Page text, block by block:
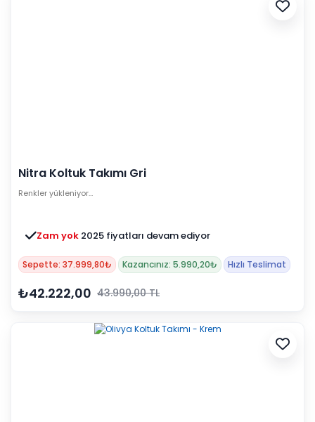
Nitra Koltuk Takımı Gri
Renkler yükleniyor…
Zam yok 2025 fiyatları devam ediyor
Sepette: 37.999,80₺ Kazancınız: 5.990,20₺ Hızlı Teslimat
₺42.222,00 43.990,00 TL